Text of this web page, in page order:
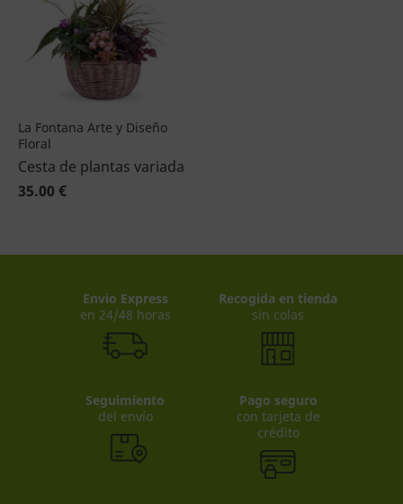
La Fontana Arte y Diseño
Floral
Cesta de plantas variada
35.00 €
Envio Express
en 24/48 horas
Recogida en tienda
sin colas
Seguimiento
del envío
Pago seguro
con tarjeta de
crédito